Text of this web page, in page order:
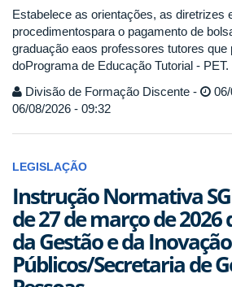
Estabelece as orientações, as diretrizes
procedimentospara o pagamento de
graduação eaos professores tutores que
doPrograma de Educação Tutorial - PET.
Divisão de Formação Discente -
06/08/2026 - 09:32
LEGISLAÇÃO
Instrução Normativa
de 27 de março de
da Gestão e da
Públicos/Secretaria de